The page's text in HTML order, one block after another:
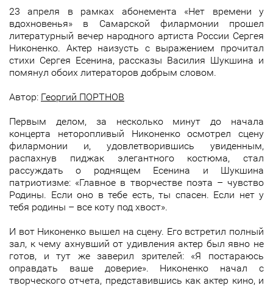
23 апреля в рамках абонемента «Нет времени у
вдохновенья» в Самарской филармонии прошел
литературный вечер народного артиста России Сергея
Никоненко. Актер наизусть с выражением прочитал
стихи Сергея Есенина, рассказы Василия Шукшина и
помянул обоих литераторов добрым словом.
Aвтор: Георгий ПОРТНОВ
Первым делом, за несколько минут до начала
концерта неторопливый Никоненко осмотрел сцену
филармонии и, удовлетворившись увиденным,
распахнув пиджак элегантного костюма, стал
рассуждать о роднящем Есенина и Шукшина
патриотизме: «Главное в творчестве поэта – чувство
Родины. Если оно в тебе есть, ты спасен. Если нет у
тебя родины – все коту под хвост».
И вот Никоненко вышел на сцену. Его встретил полный
зал, к чему ахнувший от удивления актер был явно не
готов, и тут же заверил зрителей: «Я постараюсь
оправдать ваше доверие». Никоненко начал с
творческого отчета, представившись как актер кино, и